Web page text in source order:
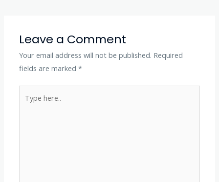
Leave a Comment
Your email address will not be published. Required
fields are marked*
here..